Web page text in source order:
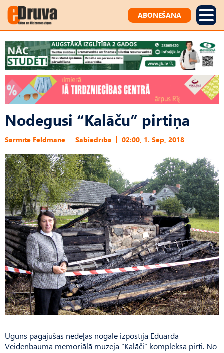
ABONĒŠANA
Nodegusi “Kalāču” pirtiņa
Sarmīte Feldmane Sabiedrība 02:00, 1. Sep, 2018
Uguns pagājušās nedēļas nogalē izpostīja Eduarda
Veidenbauma memoriālā muzeja “Kalāči” kompleksa pirti. No